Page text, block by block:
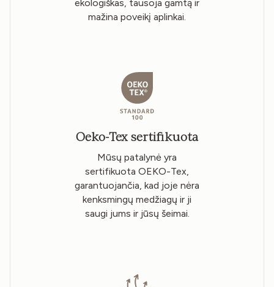
ekologiškas, tausoja gamtą ir
mažina poveikį aplinkai.
Oeko-Tex sertifikuota
Mūsų patalynė yra
sertifikuota OEKO-Tex,
garantuojančia, kad joje nėra
kenksmingų medžiagų ir ji
saugi jums ir jūsų šeimai.